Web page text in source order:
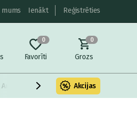
mums Ienākt Reģistrēties
0
Favorīti
0
Grozs
Armatūra un metāls Fasādes
Akcijas